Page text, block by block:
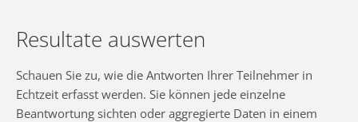
Resultate auswerten
Schauen Sie zu, wie die Antworten Ihrer Teilnehmer in
Echtzeit erfasst werden. Sie können jede einzelne
Beantwortung sichten oder aggregierte Daten in einem